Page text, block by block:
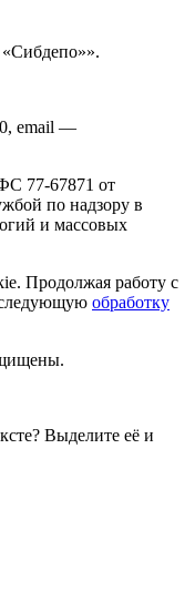
email —
77-67871 от
по надзору в
и массовых
Продолжая работу с
обработку
Выделите её и